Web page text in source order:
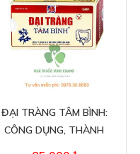
ĐẠI TRÀNG TÂM BÌNH:
CÔNG DỤNG, THÀNH